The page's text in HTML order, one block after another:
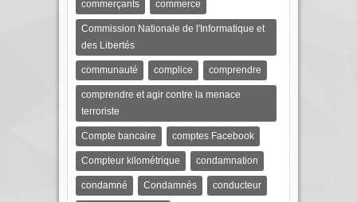
commerçants commerce
Commission Nationale de l'Informatique et
des Libertés
communauté complice comprendre
comprendre et agir contre la menace
terroriste
Compte bancaire comptes Facebook
Compteur kilométrique condamnation
condamné Condamnés conducteur